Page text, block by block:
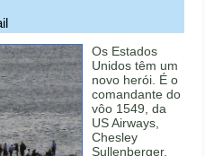
Os Estados
Unidos têm um
novo herói. É o
comandante do
vôo 1549, da
US Airways,
Chesley
Sullenberger,